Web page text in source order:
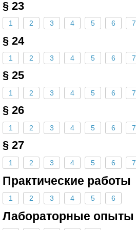
§ 23
1 2 3 4 5 6 7
§ 24
1 2 3 4 5 6 7
§ 25
1 2 3 4 5 6 7
§ 26
1 2 3 4 5 6 7
§ 27
1 2 3 4 5 6 7
Практические работы
1 2 3 4 5 6
Лабораторные опыты